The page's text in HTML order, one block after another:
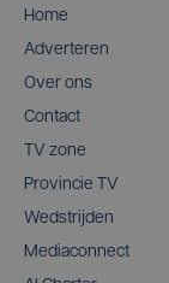
Home
Adverteren
Over ons
Contact
TV zone
Provincie TV
Wedstrijden
Mediaconnect